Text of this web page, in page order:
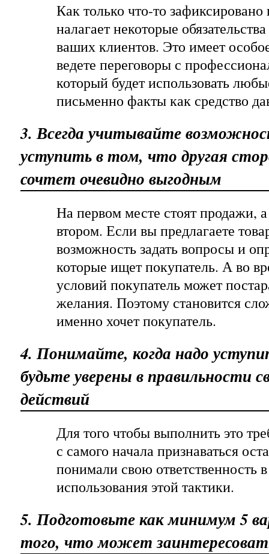
Как только что-то
налагает некоторые
ваших клиентов. Это имеет
ведете переговоры с
который будет использовать
письменно факты как средство
3. Всегда учитывайте
уступить в том, что другая
сочтет очевидно выгодным
На первом месте стоят продажи,
втором. Если вы предлагаете
возможность задать вопросы и
которые ищет покупатель. А во
условий покупатель может
желания. Поэтому становится
именно хочет покупатель.
4. Понимайте, когда надо
будьте уверены в правильности
действий
Для того чтобы выполнить это
с самого начала признаваться
понимали свою ответственность
использования этой тактики.
5. Подготовьте как минимум 5
того, что может